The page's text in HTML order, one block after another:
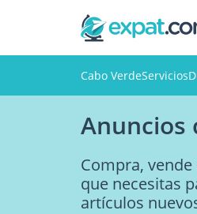
Cabo VerdeServicios
Anuncios
Compra,
que necesitas
artículos